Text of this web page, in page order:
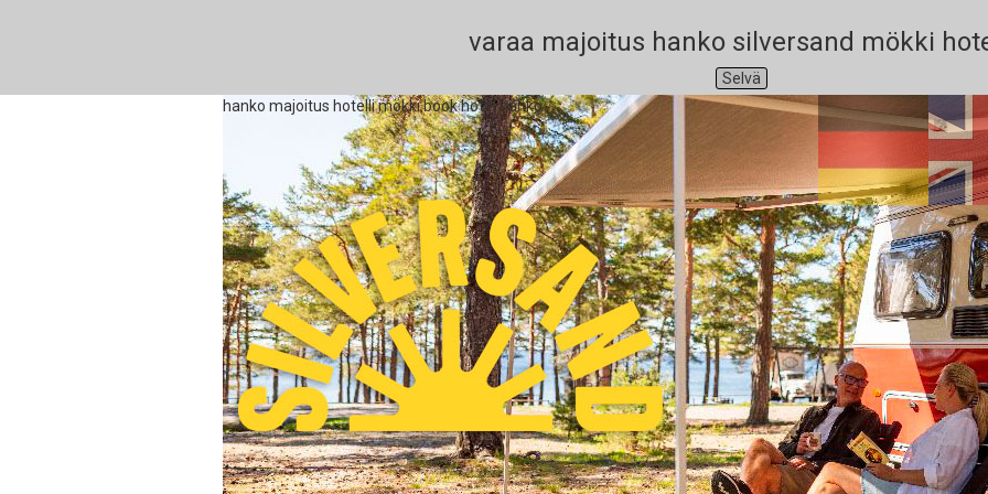
varaa majoitus hanko silversand mökki
Selvä
hanko majoitus hotelli mökki book hotel hanko